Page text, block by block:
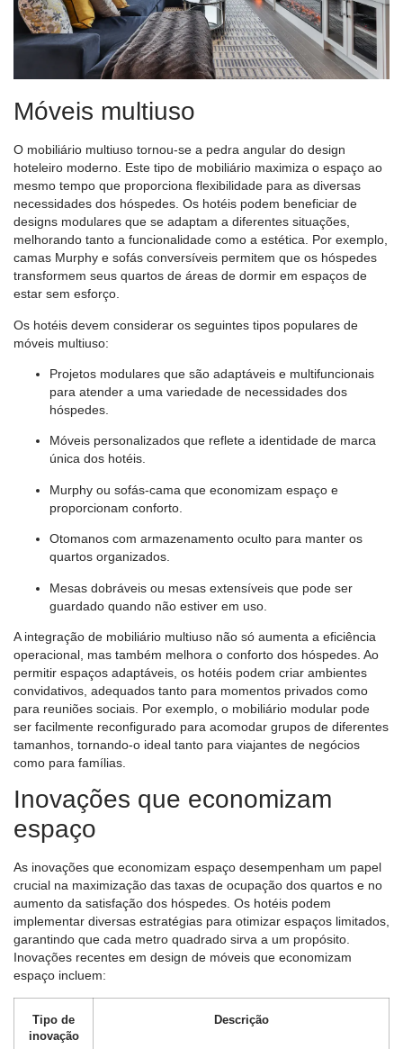
Móveis multiuso
O mobiliário multiuso tornou-se a pedra angular do design
hoteleiro moderno. Este tipo de mobiliário maximiza o espaço ao
mesmo tempo que proporciona flexibilidade para as diversas
necessidades dos hóspedes. Os hotéis podem beneficiar de
designs modulares que se adaptam a diferentes situações,
melhorando tanto a funcionalidade como a estética. Por exemplo,
camas Murphy e sofás conversíveis permitem que os hóspedes
transformem seus quartos de áreas de dormir em espaços de
estar sem esforço.
Os hotéis devem considerar os seguintes tipos populares de
móveis multiuso:
Projetos modulares que são adaptáveis ​​e multifuncionais
para atender a uma variedade de necessidades dos
hóspedes.
Móveis personalizados que reflete a identidade de marca
única dos hotéis.
Murphy ou sofás-cama que economizam espaço e
proporcionam conforto.
Otomanos com armazenamento oculto para manter os
quartos organizados.
Mesas dobráveis ​​ou mesas extensíveis que pode ser
guardado quando não estiver em uso.
A integração de mobiliário multiuso não só aumenta a eficiência
operacional, mas também melhora o conforto dos hóspedes. Ao
permitir espaços adaptáveis, os hotéis podem criar ambientes
convidativos, adequados tanto para momentos privados como
para reuniões sociais. Por exemplo, o mobiliário modular pode
ser facilmente reconfigurado para acomodar grupos de diferentes
tamanhos, tornando-o ideal tanto para viajantes de negócios
como para famílias.
Inovações que economizam
espaço
As inovações que economizam espaço desempenham um papel
crucial na maximização das taxas de ocupação dos quartos e no
aumento da satisfação dos hóspedes. Os hotéis podem
implementar diversas estratégias para otimizar espaços limitados,
garantindo que cada metro quadrado sirva a um propósito.
Inovações recentes em design de móveis que economizam
espaço incluem:
Tipo de
inovação
Descrição